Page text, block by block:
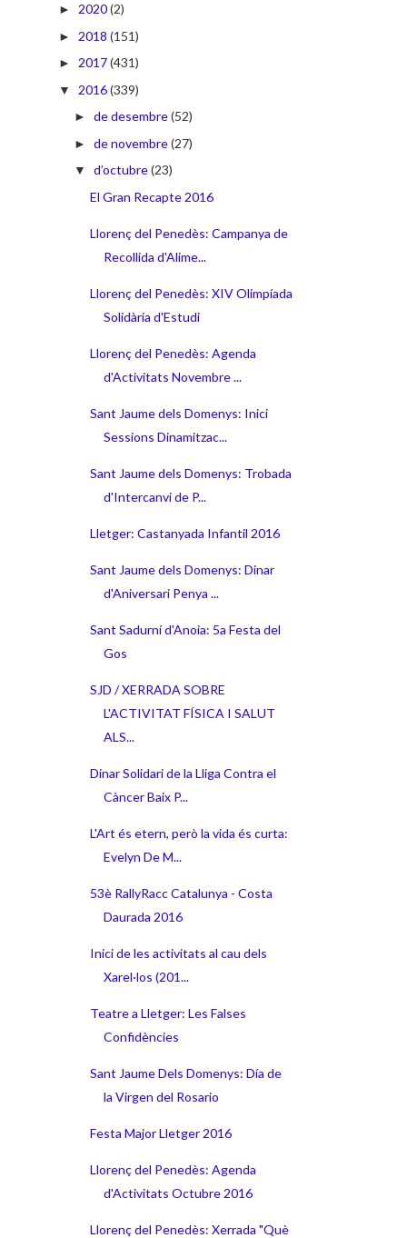
► 2020(2)
► 2018 (151)
► 2017(431)
▼ 2016(339)
► de desembre(52)
► de novembre(27)
▼ d’octubre(23)
El Gran Recapte 2016
Llorenç del Penedès: Campanya de
Recollida d'Alime...
Llorenç del Penedès: XIV Olimpíada
Solidària d'Estudi
Llorenç del Penedès: Agenda
d'Activitats Novembre ...
Sant Jaume dels Domenys: Inici
Sessions Dinamitzac...
Sant Jaume dels Domenys: Trobada
d'Intercanvi de P...
Lletger: Castanyada Infantil 2016
Sant Jaume dels Domenys: Dinar
d'Aniversari Penya ...
Sant Sadurní d'Anoia: 5a Festa del
Gos
SJD / XERRADA SOBRE
L'ACTIVITAT FÍSICA I SALUT
ALS...
Dinar Solidari de la Lliga Contra el
Càncer Baix P...
L'Art és etern, però la vida és curta:
Evelyn De M...
53è RallyRacc Catalunya - Costa
Daurada 2016
Inici de les activitats al cau dels
Xarel·los (201...
Teatre a Lletger: Les Falses
Confidències
Sant Jaume Dels Domenys: Día de
la Virgen del Rosario
Festa Major Lletger 2016
Llorenç del Penedès: Agenda
d'Activitats Octubre 2016
Llorenç del Penedès: Xerrada "Què